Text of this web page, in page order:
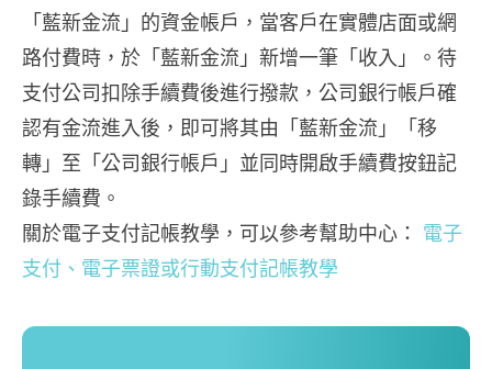
「藍新金流」的資金帳戶，當客戶在實體店面或網
路付費時，於「藍新金流」新增一筆「收入」。待
支付公司扣除手續費後進行撥款，公司銀行帳戶確
認有金流進入後，即可將其由「藍新金流」「移
轉」至「公司銀行帳戶」並同時開啟手續費按鈕記
錄手續費。
關於電子支付記帳教學，可以參考幫助中心： 電子
支付、電子票證或行動支付記帳教學